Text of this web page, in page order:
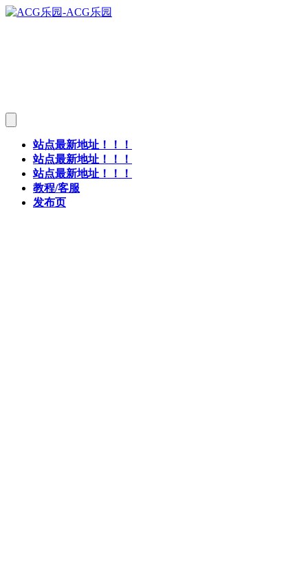
站点最新地址！！！
站点最新地址！！！
站点最新地址！！！
教程/客服
发布页